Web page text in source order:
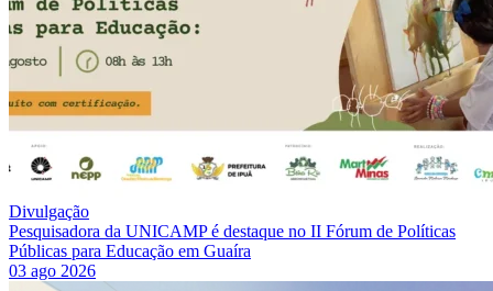
Divulgação
Pesquisadora da UNICAMP é destaque no II Fórum de Políticas
Públicas para Educação em Guaíra
03 ago 2026